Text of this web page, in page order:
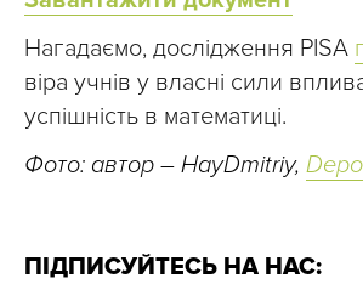
Нагадаємо, дослідження PISA
віра учнів у власні сили
успішність в математиці.
Фото: автор – HayDmitriy,
ПІДПИСУЙТЕСЬ НА НАС: